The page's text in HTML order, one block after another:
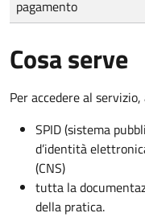
pagamento
Cosa serve
Per accedere al
SPID (sistema
d’identità
(CNS)
tutta la
della pratica.